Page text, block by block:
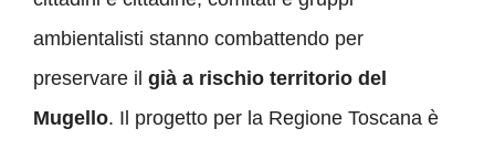
ambientalisti stanno combattendo per
preservare il già a rischio territorio del
Mugello. Il progetto per la Regione Toscana è